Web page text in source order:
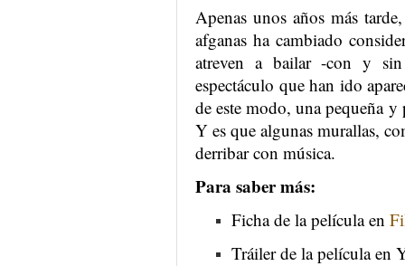
Apenas unos años más
afganas ha cambiado
atreven a bailar -con y
espectáculo que han ido
de este modo, una pequeña
Y es que algunas murallas,
derribar con música.
Para saber más:
Ficha de la película en
Tráiler de la película en